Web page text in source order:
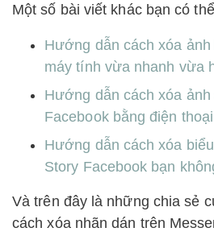
Một số bài viết khác bạn có
Hướng dẫn cách xóa
máy tính vừa nhanh vừa
Hướng dẫn cách xóa ảnh
Facebook bằng điện thoại
Hướng dẫn cách xóa
Story Facebook bạn
Và trên đây là những chia sẻ
cách xóa nhãn dán trên